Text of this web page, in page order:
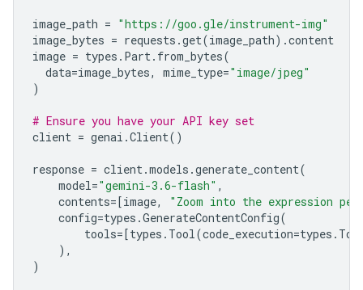
image_path = "https://goo.gle/instrument-img"
image_bytes = requests .get(image_path) .content
image = types . Part. from_bytes(
data=image_bytes, mime_type="image/jpeg"
)
# Ensure you have your API key set
client = genai .Client()
response = client.models .generate_content(
model="gemini-3.6-flash" ,
contents=[image,
"Zoom into the expression
config=types .GenerateContentConfig(
tools=[types . Tool(code_execution=types .
),
)